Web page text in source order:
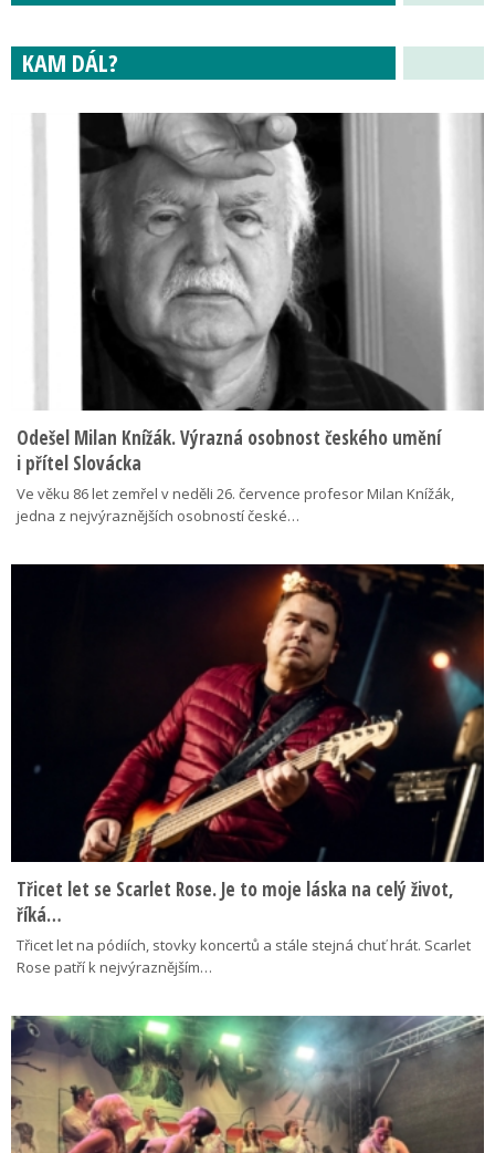
KAM DÁL?
Odešel Milan Knížák. Výrazná osobnost českého umění
i přítel Slovácka
Ve věku 86 let zemřel v neděli 26. července profesor Milan Knížák,
jedna z nejvýraznějších osobností české…
Třicet let se Scarlet Rose. Je to moje láska na celý život,
říká…
Třicet let na pódiích, stovky koncertů a stále stejná chuť hrát. Scarlet
Rose patří k nejvýraznějším…